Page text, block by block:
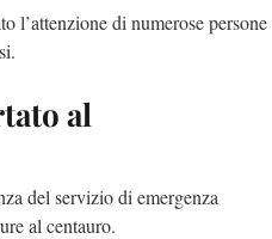
l’attenzione di numerose persone
al
del servizio di emergenza
al centauro.